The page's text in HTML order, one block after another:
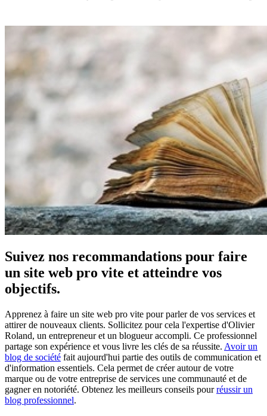
Suivez nos recommandations pour faire
un site web pro vite et atteindre vos
objectifs.
Apprenez à faire un site web pro vite pour parler de vos services et
attirer de nouveaux clients. Sollicitez pour cela l'expertise d'Olivier
Roland, un entrepreneur et un blogueur accompli. Ce professionnel
partage son expérience et vous livre les clés de sa réussite. Avoir un
blog de société fait aujourd'hui partie des outils de communication et
d'information essentiels. Cela permet de créer autour de votre
marque ou de votre entreprise de services une communauté et de
gagner en notoriété. Obtenez les meilleurs conseils pourréussir un
blog professionnel.